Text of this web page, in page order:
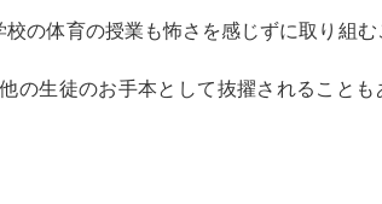
の体育の授業も怖さを感じずに取り組む
の生徒のお手本として抜擢されることも